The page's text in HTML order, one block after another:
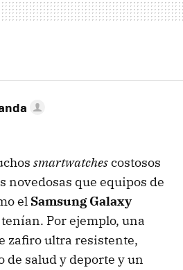
smartwatchescostosos
novedosas que equipos de
el Samsung Galaxy
tenían. Por ejemplo, una
zafiro ultra resistente,
de salud y deporte y un